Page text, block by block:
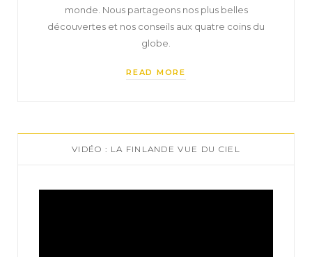
monde. Nous partageons nos plus belles
découvertes et nos conseils aux quatre coins du
globe.
READ MORE
VIDÉO : LA FINLANDE VUE DU CIEL